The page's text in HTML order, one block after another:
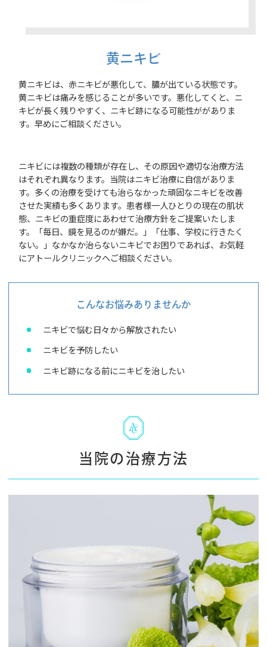
黄ニキビ
黄ニキビは、赤ニキビが悪化して、膿が出ている状態です。
黄ニキビは痛みを感じることが多いです。悪化してくと、ニ
キビが長く残りやすく、ニキビ跡になる可能性ががありま
す。早めにご相談ください。
ニキビには複数の種類が存在し、その原因や適切な治療方法
はそれぞれ異なります。当院はニキビ治療に自信がありま
す。多くの治療を受けても治らなかった頑固なニキビを改善
させた実績も多くあります。患者様一人ひとりの現在の肌状
態、ニキビの重症度にあわせて治療方針をご提案いたしま
す。「毎日、鏡を見るのが嫌だ。」「仕事、学校に行きたく
ない。」なかなか治らないニキビでお困りであれば、お気軽
にアトールクリニックへご相談ください。
こんなお悩みありませんか
ニキビで悩む日々から解放されたい
ニキビを予防したい
ニキビ跡になる前にニキビを治したい
当院の治療方法